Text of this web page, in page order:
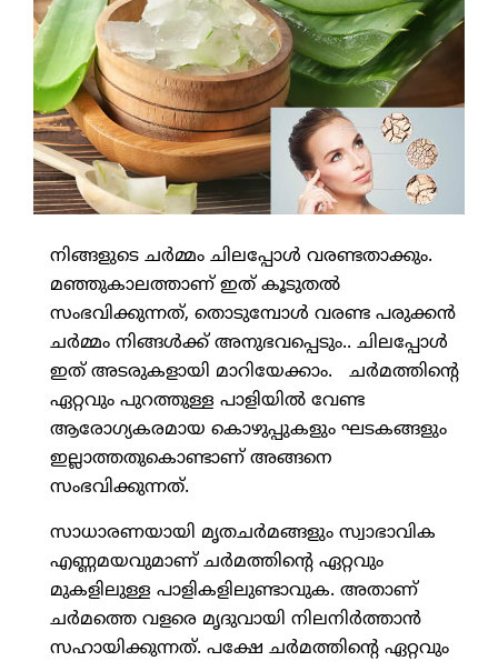
നിങ്ങളുടെ ചര്‍മ്മം ചിലപ്പോള്‍ വരണ്ടതാക്കും.
മഞ്ഞുകാലത്താണ് ഇത് കൂടുതല്‍
സംഭവിക്കുന്നത്, തൊടുമ്പോള്‍ വരണ്ട പരുക്കന്‍
ചര്‍മ്മം നിങ്ങള്‍ക്ക് അനുഭവപ്പെടും.. ചിലപ്പോള്‍
ഇത് അടരുകളായി മാറിയേക്കാം. ചര്‍മത്തിന്റെ
ഏറ്റവും പുറത്തുള്ള പാളിയില്‍ വേണ്ട
ആരോഗ്യകരമായ കൊഴുപ്പുകളും ഘടകങ്ങളും
ഇല്ലാത്തതുകൊണ്ടാണ് അങ്ങനെ
സംഭവിക്കുന്നത്.
സാധാരണയായി മൃതചര്‍മങ്ങളും സ്വാഭാവിക
എണ്ണമയവുമാണ് ചര്‍മത്തിന്റെ ഏറ്റവും
മുകളിലുള്ള പാളികളിലുണ്ടാവുക. അതാണ്
ചര്‍മത്തെ വളരെ മൃദുവായി നിലനിര്‍ത്താന്‍
സഹായിക്കുന്നത്. പക്ഷേ ചര്‍മത്തിന്റെ ഏറ്റവും